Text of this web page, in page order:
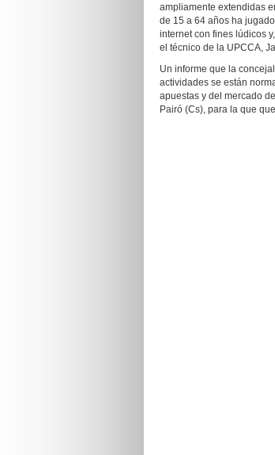
ampliamente extendidas
de 15 a 64 años ha
internet con fines lúdicos
el técnico de la UPCCA,
Un informe que la
actividades se están
apuestas y del mercado
Pairó (Cs), para la que